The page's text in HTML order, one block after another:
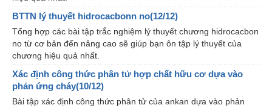
BTTN lý thuyết hidrocacbonn no(12/12)
Tổng hợp các bài tập trắc nghiệm lý thuyết chương hidrocacbon
no từ cơ bản đến nâng cao sẽ giúp bạn ôn tập lý thuyết của
chương hiệu quả nhất.
Xác định công thức phân tử hợp chất hữu cơ dựa vào
phản ứng cháy(10/12)
Bài tập xác định công thức phân tử của ankan dựa vào phản